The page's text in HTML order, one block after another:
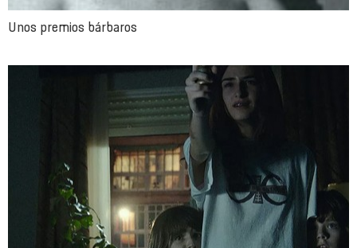
Unos premios bárbaros